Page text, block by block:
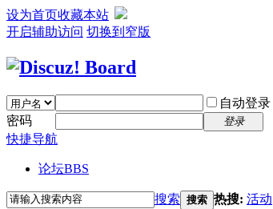
设为首页收藏本站
开启辅助访问 切换到窄版
自动登录
密码
登录
快捷导航
论坛BBS
搜索 搜索 热搜: 活动